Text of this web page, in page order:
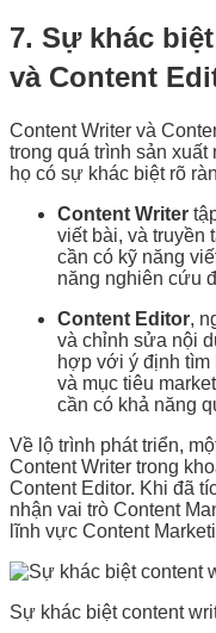
7. Sự khác
và Content
Content Writer và
trong quá trình sản
họ có sự khác biệt rõ
Content Writer
viết bài, và truyền
cần có kỹ năng
năng nghiên cứu
Content Editor,
và chỉnh sửa nội
hợp với ý định
và mục tiêu
cần có khả năng
Về lộ trình phát triển,
Content Writer trong
Content Editor. Khi đã
nhận vai trò Content
lĩnh vực Content
Sự khác biệt content